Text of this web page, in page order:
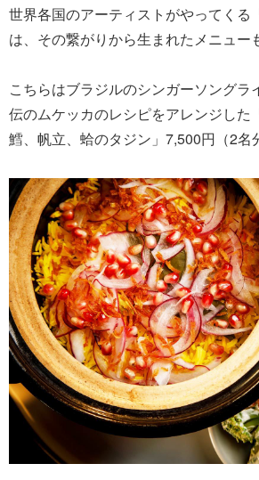
世界各国のアーティストがやってくる
は、その繋がりから生まれたメニュー
こちらはブラジルのシンガーソングラ
伝のムケッカのレシピをアレンジした
鱈、帆立、蛤のタジン」7,500円（2名